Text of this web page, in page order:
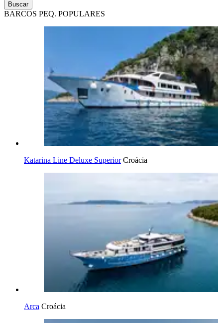
Buscar
BARCOS PEQ. POPULARES
Katarina Line Deluxe Superior Croácia
Arca Croácia